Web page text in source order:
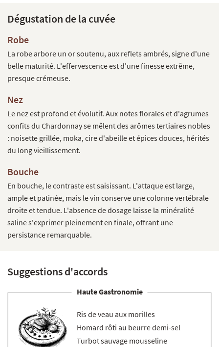
Dégustation de la cuvée
Robe
La robe arbore un or soutenu, aux reflets ambrés, signe d'une
belle maturité. L'effervescence est d'une finesse extrême,
presque crémeuse.
Nez
Le nez est profond et évolutif. Aux notes florales et d'agrumes
confits du Chardonnay se mêlent des arômes tertiaires nobles
: noisette grillée, moka, cire d'abeille et épices douces, hérités
du long vieillissement.
Bouche
En bouche, le contraste est saisissant. L'attaque est large,
ample et patinée, mais le vin conserve une colonne vertébrale
droite et tendue. L'absence de dosage laisse la minéralité
saline s'exprimer pleinement en finale, offrant une
persistance remarquable.
Suggestions d'accords
Haute Gastronomie
Ris de veau aux morilles
Homard rôti au beurre demi-sel
Turbot sauvage mousseline